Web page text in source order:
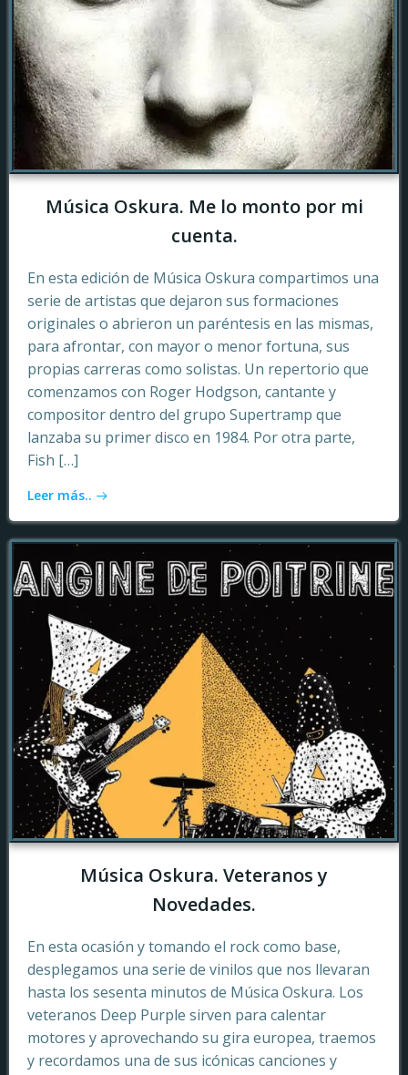
Música Oskura. Me lo monto por mi
cuenta.
En esta edición de Música Oskura compartimos una
serie de artistas que dejaron sus formaciones
originales o abrieron un paréntesis en las mismas,
para afrontar, con mayor o menor fortuna, sus
propias carreras como solistas. Un repertorio que
comenzamos con Roger Hodgson, cantante y
compositor dentro del grupo Supertramp que
lanzaba su primer disco en 1984. Por otra parte,
Fish […]
Leer más..
Música Oskura. Veteranos y
Novedades.
En esta ocasión y tomando el rock como base,
desplegamos una serie de vinilos que nos llevaran
hasta los sesenta minutos de Música Oskura. Los
veteranos Deep Purple sirven para calentar
motores y aprovechando su gira europea, traemos
y recordamos una de sus icónicas canciones y